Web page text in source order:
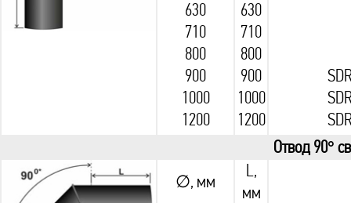
630
710
800
900
1000
1200
630
710
800
900
1000
1200
Отвод 90°
∅, мм
L,
мм